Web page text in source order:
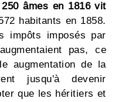
âmes en 1816 vit
habitants en 1858.
impôts imposés par
pas, ce
augmentation de la
jusqu'à devenir
que les héritiers et